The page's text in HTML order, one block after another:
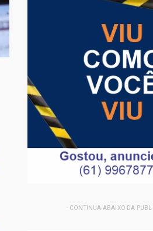
- CONTINUA ABAIXO DA